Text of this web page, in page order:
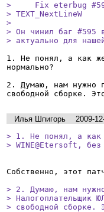
>     Fix eterbug
> TEXT_NextLineW
>
> Он чинил баг #595
> актуально для
1. Не понял, а как же
нормально?
2. Думаю, нам нужно
Илья Шпигорь
2009-
> 1. Не понял, а как
> WINE@Etersoft, без
Собственно, этот
> 2. Думаю, нам
> Налогоплательщик
> свободной сборке.